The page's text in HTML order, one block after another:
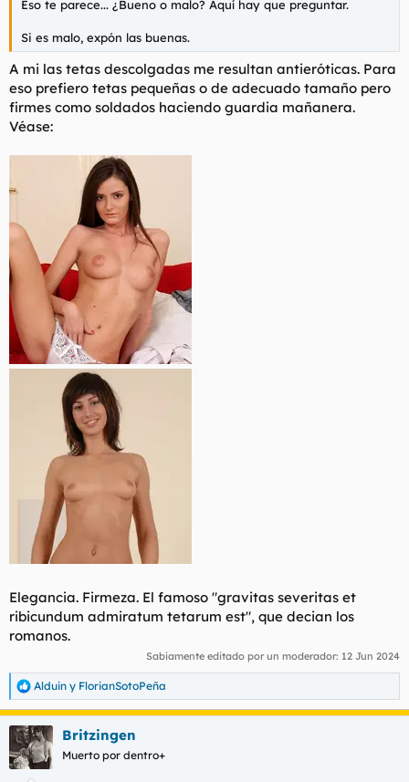
Eso te parece... ¿Bueno o malo? Aquí hay que preguntar.
Si es malo, expón las buenas.
A mi las tetas descolgadas me resultan antieróticas. Para
eso prefiero tetas pequeñas o de adecuado tamaño pero
firmes como soldados haciendo guardia mañanera.
Véase:
Elegancia. Firmeza. El famoso "gravitas severitas et
ribicundum admiratum tetarum est", que decian los
romanos.
Sabiamente editado por un moderador: 12 Jun 2024
R
e
c
c
i
Alduin y FlorianSotoPeña
Britzingen
Muerto por dentro+